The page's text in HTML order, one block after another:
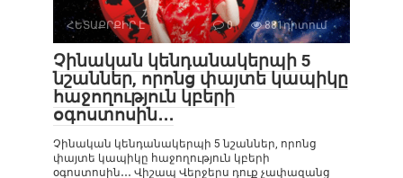
ՀԵՏԱՔՐՔԻՐ Է 0 881դիտում
Չինական կենդանակերպի 5
նշաններ, որոնց փայտե կապիկը
հաջողություն կբերի
օգոստոսին․․․
Չինական կենդանակերպի 5 նշաններ, որոնց
փայտե կապիկը հաջողություն կբերի
օգոստոսին․․․ Վիշապ Վերջերս դուք չափազանց